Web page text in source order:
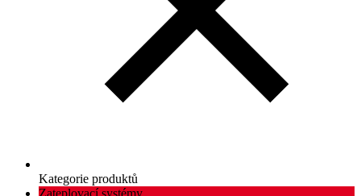
Kategorie produktů